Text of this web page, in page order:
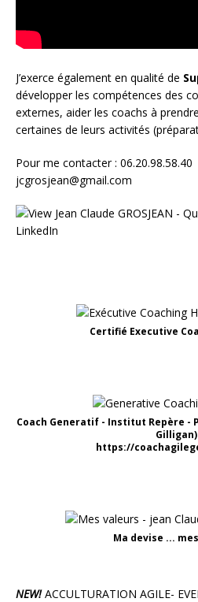
J’exerce également en qualité de
développer les compétences des
externes, aider les coachs à
certaines de leurs activités
Pour me contacter : 06.20.98.58.40
jcgrosjean@gmail.com
Certifié Executive
Coach Generatif - Institut Repère -
Gilligan)
https://
Ma devise ...
NEW!ACCULTURATION AGILE-